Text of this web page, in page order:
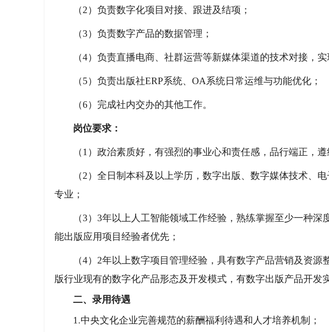
（2）负责数字化项目对接、跟进及结项；
（3）负责数字产品的数据管理；
（4）负责直播电商、社群运营等新媒体渠道的技术对接，实
（5）负责出版社ERP系统、OA系统日常运维与功能优化；
（6）完成社内交办的其他工作。
岗位要求：
（1）政治素质好，有强烈的事业心和责任感，品行端正，遵
（2）全日制本科及以上学历，数字出版、数字媒体技术、
专业 ；
（3） 3年以上人工智能领域工作经验 ，熟练掌握至少一种深
能出版应用项目经验者优先；
（4）2年以上数字项目管理经验，具有数字产品营销及资源
版行业现有的数字化产品形态及开发模式， 有数字出版产品开发
二、录用待遇
1.中央文化企业完善规范的薪酬福利待遇和人才培养机制；